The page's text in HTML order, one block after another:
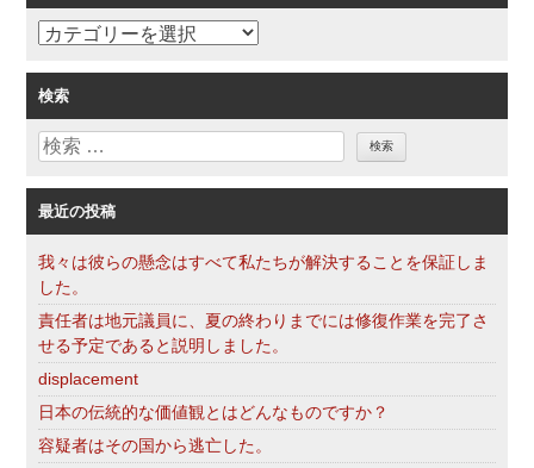
ン
カ
ゴ
リ
ー
検索
検
最近の投稿
我々は彼らの懸念はすべて私たちが解決することを保証しま
した。
責任者は地元議員に、夏の終わりまでには修復作業を完了さ
せる予定であると説明しました。
displacement
日本の伝統的な価値観とはどんなものですか？
容疑者はその国から逃亡した。